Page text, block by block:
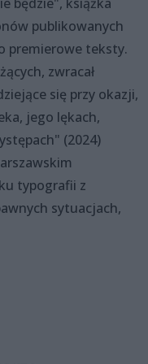
publikowanych
premierowe teksty.
zwracał
się przy okazji,
jego lękach,
(2024)
typografii z
sytuacjach,